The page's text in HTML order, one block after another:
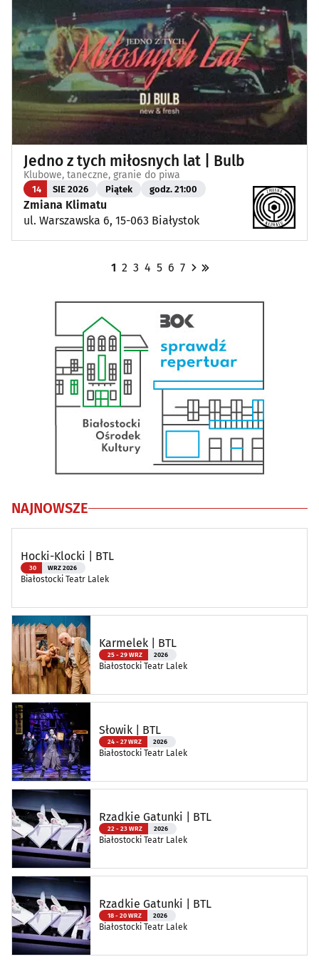
Jedno z tych miłosnych lat | Bulb
Klubowe, taneczne, granie do piwa
14 SIE 2026 Piątek godz. 21:00
Zmiana Klimatu
ul. Warszawska 6, 15-063 Białystok
1 2 3 4 5 6 7
NAJNOWSZE
Hocki-Klocki | BTL
30 WRZ 2026
Białostocki Teatr Lalek
Karmelek | BTL
25 - 29 WRZ 2026
Białostocki Teatr Lalek
Słowik | BTL
24 - 27 WRZ 2026
Białostocki Teatr Lalek
Rzadkie Gatunki | BTL
22 - 23 WRZ 2026
Białostocki Teatr Lalek
Rzadkie Gatunki | BTL
18 - 20 WRZ 2026
Białostocki Teatr Lalek